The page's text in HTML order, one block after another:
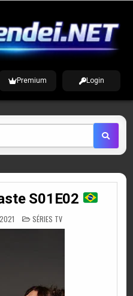
Premium Login
S01E02
POSTED
IN
SÉRIES TV